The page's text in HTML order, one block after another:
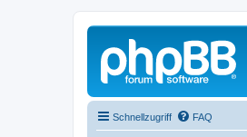
Schnellzugriff FAQ